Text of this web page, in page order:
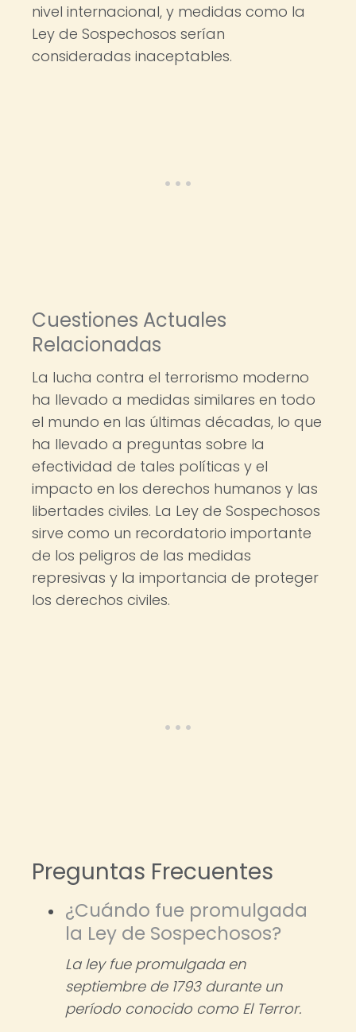
nivel internacional, y medidas como la
Ley de Sospechosos serían
consideradas inaceptables.
Cuestiones Actuales
Relacionadas
La lucha contra el terrorismo moderno
ha llevado a medidas similares en todo
el mundo en las últimas décadas, lo que
ha llevado a preguntas sobre la
efectividad de tales políticas y el
impacto en los derechos humanos y las
libertades civiles. La Ley de Sospechosos
sirve como un recordatorio importante
de los peligros de las medidas
represivas y la importancia de proteger
los derechos civiles.
Preguntas Frecuentes
¿Cuándo fue promulgada
la Ley de Sospechosos?
La ley fue promulgada en
septiembre de 1793 durante un
período conocido como El Terror.